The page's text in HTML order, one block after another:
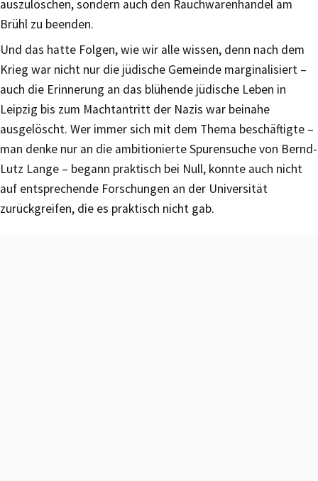
auszulöschen, sondern auch den Rauchwarenhandel am
Brühl zu beenden.
Und das hatte Folgen, wie wir alle wissen, denn nach dem
Krieg war nicht nur die jüdische Gemeinde marginalisiert –
auch die Erinnerung an das blühende jüdische Leben in
Leipzig bis zum Machtantritt der Nazis war beinahe
ausgelöscht. Wer immer sich mit dem Thema beschäftigte –
man denke nur an die ambitionierte Spurensuche von Bernd-
Lutz Lange – begann praktisch bei Null, konnte auch nicht
auf entsprechende Forschungen an der Universität
zurückgreifen, die es praktisch nicht gab.